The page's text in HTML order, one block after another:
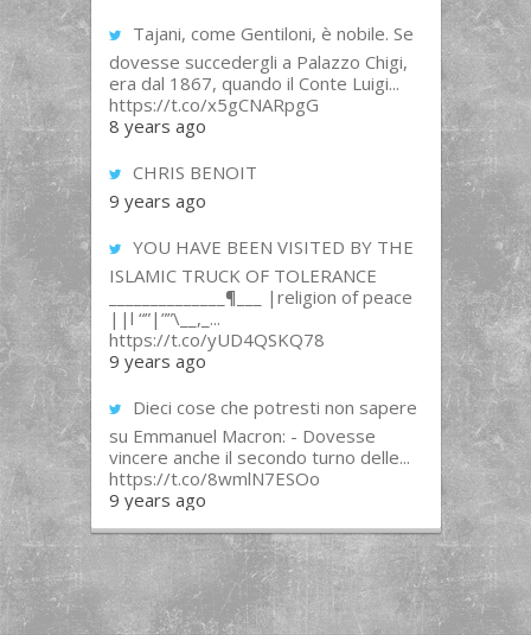
Tajani, come Gentiloni, è nobile. Se
dovesse succedergli a Palazzo Chigi,
era dal 1867, quando il Conte Luigi...
https://t.co/x5gCNARpgG
8 years ago
CHRIS BENOIT
9 years ago
YOU HAVE BEEN VISITED BY THE
ISLAMIC TRUCK OF TOLERANCE
______________¶___ |religion of peace
||l “”|””\__,_...
https://t.co/yUD4QSKQ78
9 years ago
Dieci cose che potresti non sapere
su Emmanuel Macron: - Dovesse
vincere anche il secondo turno delle...
https://t.co/8wmlN7ESOo
9 years ago